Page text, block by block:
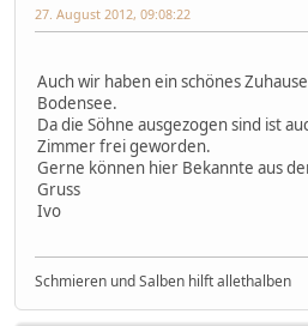
27. August 2012, 09:08:22
Auch wir haben ein schönes
Bodensee.
Da die Söhne ausgezogen sind ist
Zimmer frei geworden.
Gerne können hier Bekannte aus
Gruss
Ivo
Schmieren und Salben hilft allethalben